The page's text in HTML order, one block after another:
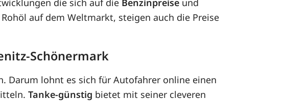
die sich auf die Benzinpreise und
auf dem Weltmarkt, steigen auch die Preise
Schönermark
Darum lohnt es sich für Autofahrer online einen
Tanke-günstig bietet mit seiner cleveren